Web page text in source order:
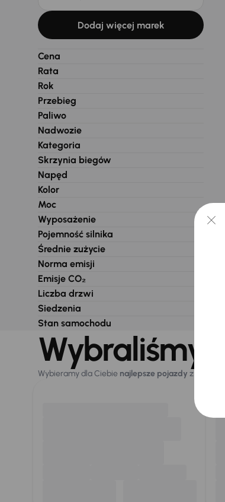
Dodaj więcej marek
Cena
Rata
Rok
Przebieg
Paliwo
Nadwozie
Kategoria
Skrzynia biegów
Napęd
Kolor
Moc
Wyposażenie
Pojemność silnika
Średnie zużycie
Norma emisji
Emisje CO₂
Liczba drzwi
Siedzenia
Stan samochodu
Wybraliśmy
Wybieramy dla Ciebie najlepsze pojazdy z naszej